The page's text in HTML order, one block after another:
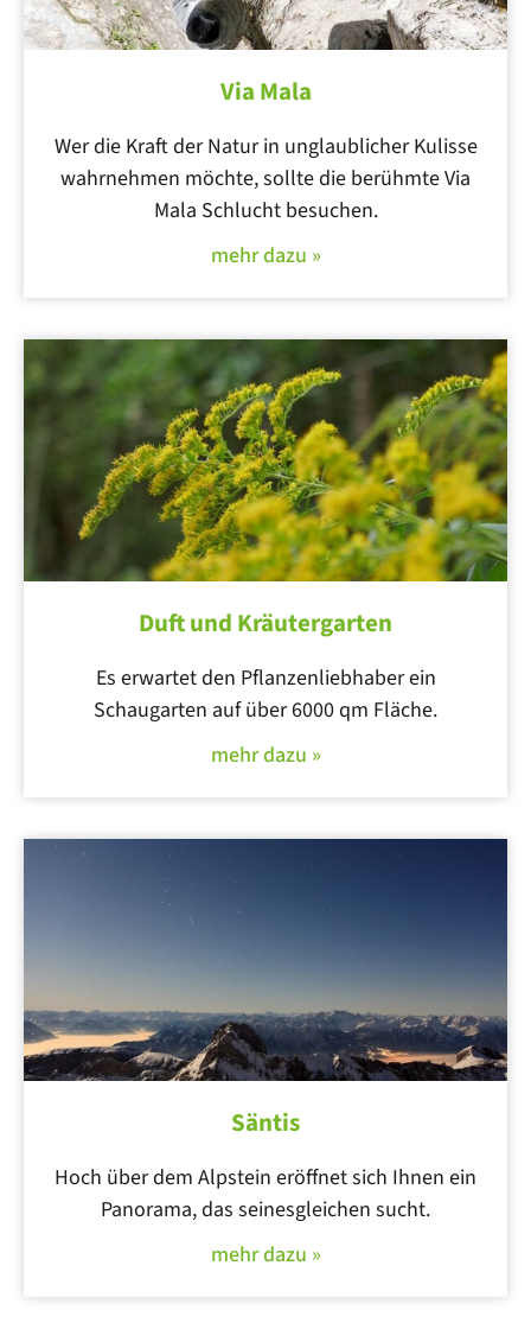
Via Mala
Wer die Kraft der Natur in unglaublicher Kulisse
wahrnehmen möchte, sollte die berühmte Via
Mala Schlucht besuchen.
mehr dazu »
Duft und Kräutergarten
Es erwartet den Pflanzenliebhaber ein
Schaugarten auf über 6000 qm Fläche.
mehr dazu »
Säntis
Hoch über dem Alpstein eröffnet sich Ihnen ein
Panorama, das seinesgleichen sucht.
mehr dazu »